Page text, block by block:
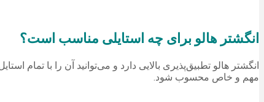
انگشتر هالو برای چه استایلی مناسب است؟
انگشتر هالو تطبیق‌پذیری بالایی دارد و می‌توانید آن را با
مهم و خاص محسوب شود.